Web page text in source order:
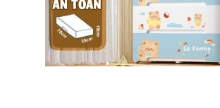
Mã giảm giá:
Ngày hết hạn:
Điều kiện: